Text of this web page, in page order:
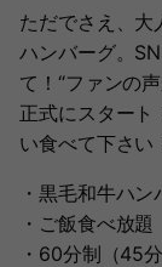
ただでさえ、大
ハンバーグ。
て！“ファンの
正式にスタート
い食べて下さい
・黒毛和牛ハ
・ご飯食べ放題
・60分制（45分